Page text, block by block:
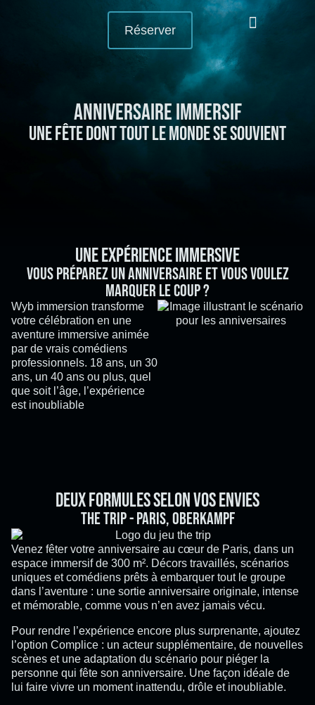
Réserver
Anniversaire immersif
une fête dont tout le monde se souvient
Une expérience immersive
Vous préparez un anniversaire et vous voulez
marquer le coup ?
Wyb immersion transforme
votre célébration en une
aventure immersive animée
par de vrais comédiens
professionnels. 18 ans, un 30
ans, un 40 ans ou plus, quel
que soit l’âge, l’expérience
est inoubliable
Deux formules selon vos envies
The Trip - Paris, Oberkampf
Venez fêter votre anniversaire au cœur de Paris, dans un
espace immersif de 300 m². Décors travaillés, scénarios
uniques et comédiens prêts à embarquer tout le groupe
dans l’aventure : une sortie anniversaire originale, intense
et mémorable, comme vous n’en avez jamais vécu.
Pour rendre l’expérience encore plus surprenante, ajoutez
l’option Complice : un acteur supplémentaire, de nouvelles
scènes et une adaptation du scénario pour piéger la
personne qui fête son anniversaire. Une façon idéale de
lui faire vivre un moment inattendu, drôle et inoubliable.